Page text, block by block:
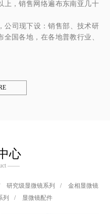
上，销售网络遍布东南亚几十
司现下设：销售部、技术研
国各地，在各地普教行业、
心
——
研究级显微镜系列 /
金相显微镜
列 / 显微镜配件